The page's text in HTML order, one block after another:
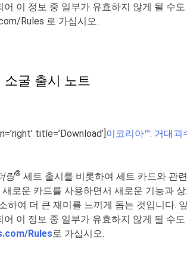
이 정보 중 일부가 유효하지 않게 될 수도
Rules 로 가십시오.
굴 출시 노트
title=’Download’]이코리아™: 거대괴
링® 세트 출시를 비롯하여 세트 카드와 관
로운 카드를 사용하면서 새로운 기능과
하여 더 큰 재미를 느끼게 돕는 것입니다.
이 정보 중 일부가 유효하지 않게 될 수
Rules로 가십시오.